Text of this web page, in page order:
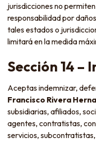
jurisdicciones no
responsabilidad por
tales estados o
limitará en la medida
Sección 14 –
Aceptas indemnizar,
Francisco Rivera
subsidiarias, afiliados,
agentes, contratistas,
servicios,